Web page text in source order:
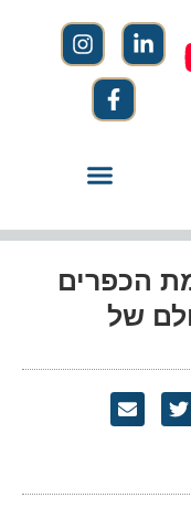
הכפרים
של